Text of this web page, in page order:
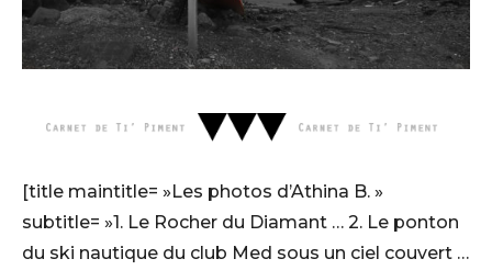
[title maintitle= »Les photos d’Athina B. »
subtitle= »1. Le Rocher du Diamant … 2. Le ponton
du ski nautique du club Med sous un ciel couvert …